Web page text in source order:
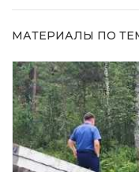
МАТЕРИАЛЫ ПО